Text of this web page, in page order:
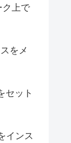
ク上で
をメ
セット
インス